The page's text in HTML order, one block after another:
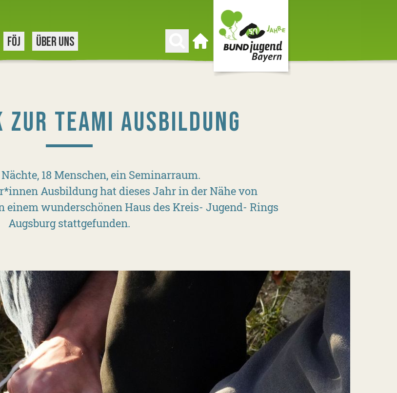
FÖJ ÜBER UNS
ZUR TEAMI AUSBILDUNG
18 Menschen, ein Seminarraum.
Ausbildung hat dieses Jahr in der Nähe von
einem wunderschönen Haus des Kreis- Jugend- Rings
Augsburg stattgefunden.